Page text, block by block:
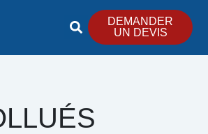
DEMANDER
UN DEVIS